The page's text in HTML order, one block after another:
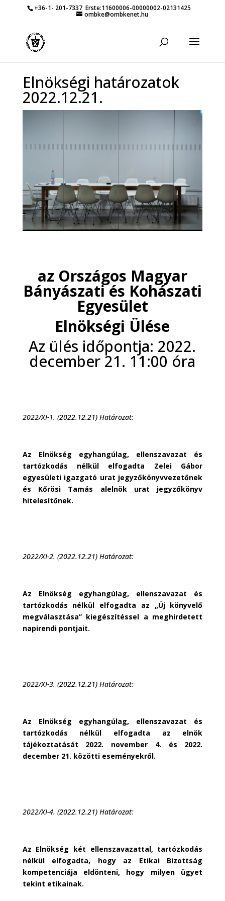
+36-1- 201-7337 Erste:11600006-00000002-02131425
ombke@ombkenet.hu
Elnökségi határozatok
2022.12.21.
az Országos Magyar
Bányászati és Kohászati
Egyesület
Elnökségi Ülése
Az ülés időpontja: 2022.
december 21. 11:00 óra
2022/XI-1. (2022.12.21) Határozat:
Az Elnökség egyhangúlag, ellenszavazat és
tartózkodás nélkül elfogadta Zelei Gábor
egyesületi igazgató urat jegyzőkönyvvezetőnek
és Kőrösi Tamás alelnök urat jegyzőkönyv
hitelesítőnek.
2022/XI-2. (2022.12.21) Határozat:
Az Elnökség egyhangúlag, ellenszavazat és
tartózkodás nélkül elfogadta az „Új könyvelő
megválasztása” kiegészítéssel a meghirdetett
napirendi pontjait.
2022/XI-3. (2022.12.21) Határozat:
Az Elnökség egyhangúlag, ellenszavazat és
tartózkodás nélkül elfogadta az elnök
tájékoztatását 2022. november 4. és 2022.
december 21. közötti eseményekről.
2022/XI-4. (2022.12.21) Határozat:
Az Elnökség két ellenszavazattal, tartózkodás
nélkül elfogadta, hogy az Etikai Bizottság
kompetenciája eldönteni, hogy milyen ügyet
tekint etikainak.